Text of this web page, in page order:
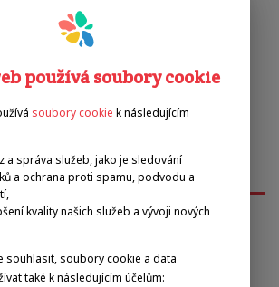
sportovní, z.s.
používá soubory cookie
soubory cookie k následujícím
a správa služeb, jako je sledování
a ochrana proti spamu, podvodu a
kvality našich služeb a vývoji nových
souhlasit, soubory cookie a data
také k následujícím účelům: